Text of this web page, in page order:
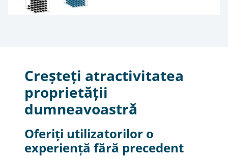
Creșteți atractivitatea
proprietății
dumneavoastră
Oferiți utilizatorilor o
experiență fără precedent